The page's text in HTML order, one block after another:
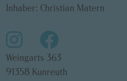
Inhaber: Christian Matern
Weingarts 363
91358 Kunreuth